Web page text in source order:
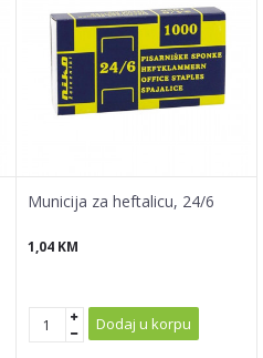
Municija za heftalicu, 24/6
1,04 KM
Dodaj u korpu